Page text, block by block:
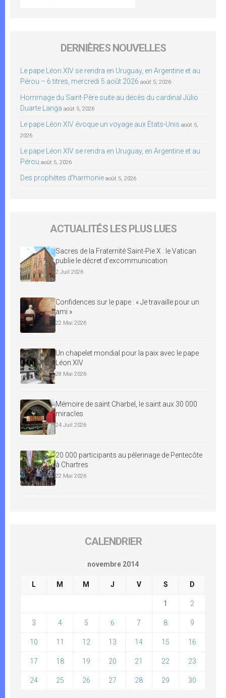
DERNIÈRES NOUVELLES
Le pape Léon XIV se rendra en Uruguay, en Argentine et au
Pérou – 6 titres, mercredi 5 août 2026 août 5, 2026
Hommage du Saint-Père suite au décès du cardinal Júlio
Duarte Langa août 5, 2026
Le pape Léon XIV évoque un voyage aux États-Unis août 5,
2026
Le pape Léon XIV se rendra en Uruguay, en Argentine et au
Pérou août 5, 2026
Des prophètes d’harmonie août 5, 2026
ACTUALITÉS LES PLUS LUES
Sacres de la Fraternité Saint-Pie X : le Vatican
publie le décret d’excommunication
2 Juil 2026
Confidences sur le pape : « Je travaille pour un
ami »
22 Mai 2026
Un chapelet mondial pour la paix avec le pape
Léon XIV
28 Mai 2026
Mémoire de saint Charbel, le saint aux 30 000
miracles
24 Juil 2026
20 000 participants au pèlerinage de Pentecôte
à Chartres
22 Mai 2026
CALENDRIER
novembre 2014
L M M J V S D
1 2
3 4 5 6 7 8 9
10 11 12 13 14 15 16
17 18 19 20 21 22 23
24 25 26 27 28 29 30